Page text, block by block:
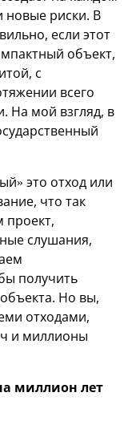
новые риски. В
если этот
объект,
с
всего
На мой взгляд, в
это отход или
что так
проект,
слушания,
получить
Но вы,
отходами,
и миллионы
миллион лет